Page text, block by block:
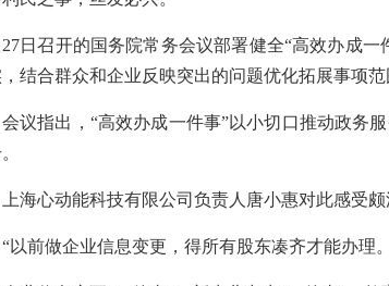
27日召开的国务院常务会议部署健全“高效办成
结合群众和企业反映突出的问题优化拓展事项范
会议指出，“高效办成一件事”以小切口推动政务
上海心动能科技有限公司负责人唐小惠对此感受颇
“以前做企业信息变更，得所有股东凑齐才能办理